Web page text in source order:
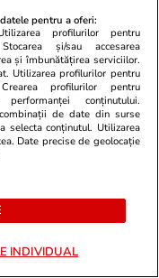
15 iul.
pentru a oferi:
profilurilor pentru
și/sau accesarea
și îmbunătățirea serviciilor.
Utilizarea profilurilor pentru
profilurilor pentru
conținutului.
de date din surse
selecta conținutul. Utilizarea
Date precise de geolocație
INDIVIDUAL